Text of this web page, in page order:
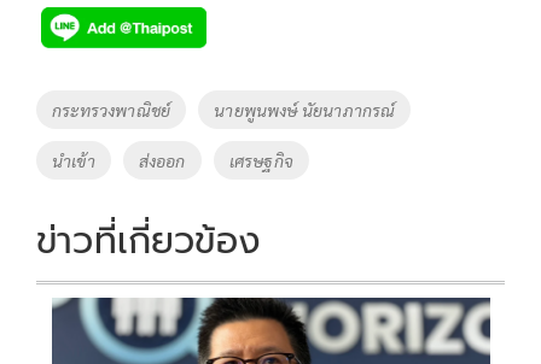
e
b
o
o
k
tt
er
p
y
k
Tags
กระทรวงพาณิชย์ นายพูนพงษ์ นัยนาภากรณ์
นำเข้า ส่งออก เศรษฐกิจ
ข่าวที่เกี่ยวข้อง